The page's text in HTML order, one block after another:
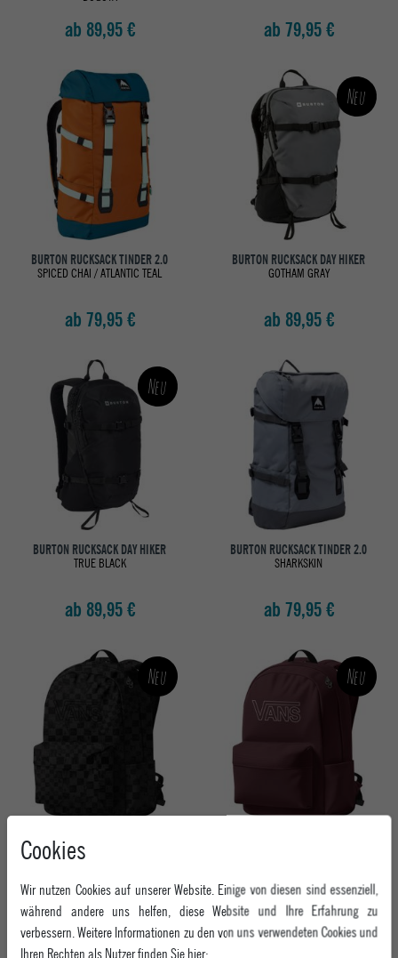
ab 89,95 € ab 79,95 €
BURTON RUCKSACK TINDER 2.0
SPICED CHAI / ATLANTIC TEAL
ab 79,95 €
Neu
BURTON RUCKSACK DAY HIKER
GOTHAM GRAY
ab 89,95 €
Neu
BURTON RUCKSACK DAY HIKER
TRUE BLACK
ab 89,95 €
BURTON RUCKSACK TINDER 2.0
SHARKSKIN
ab 79,95 €
Neu
VANS RUCKSACK OLD SKOOL FLYING V
BACKPACK
ab 37,95 €
Neu
ab 37,95 €
Cookies
Wir nutzen Cookies auf unserer Website. Einige von diesen sind essenziell,
während andere uns helfen, diese Website und Ihre Erfahrung zu
verbessern. Weitere Informationen zu den von uns verwendeten Cookies und
Ihren Rechten als Nutzer finden Sie hier: